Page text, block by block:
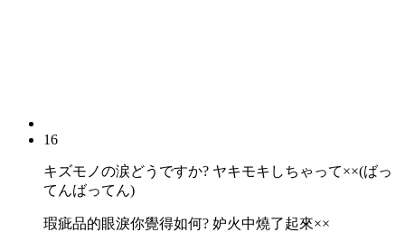
16
キズモノの涙どうですか? ヤキモキしちゃって××(ばっ
てんばってん)
瑕疵品的眼淚你覺得如何? 妒火中燒了起來××